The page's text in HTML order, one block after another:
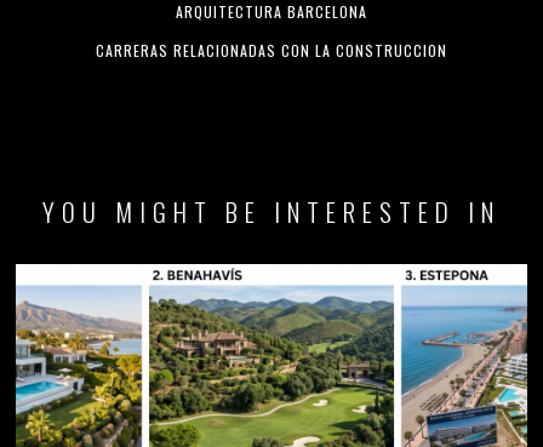
ARQUITECTURA BARCELONA
CARRERAS RELACIONADAS CON LA CONSTRUCCION
YOU MIGHT BE INTERESTED IN